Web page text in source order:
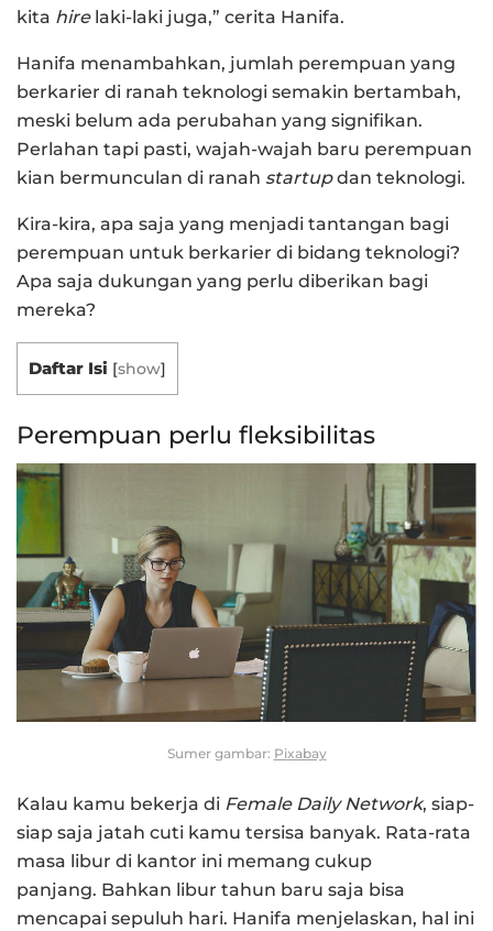
kita hirelaki-laki juga,” cerita Hanifa.
Hanifa menambahkan, jumlah perempuan yang
berkarier di ranah teknologi semakin bertambah,
meski belum ada perubahan yang signifikan.
Perlahan tapi pasti, wajah-wajah baru perempuan
kian bermunculan di ranah startupdan teknologi.
Kira-kira, apa saja yang menjadi tantangan bagi
perempuan untuk berkarier di bidang teknologi?
Apa saja dukungan yang perlu diberikan bagi
mereka?
Daftar Isi [show]
Perempuan perlu fleksibilitas
Sumer gambar: Pixabay
Kalau kamu bekerja di Female Daily Network, siap-
siap saja jatah cuti kamu tersisa banyak. Rata-rata
masa libur di kantor ini memang cukup
panjang. Bahkan libur tahun baru saja bisa
mencapai sepuluh hari. Hanifa menjelaskan, hal ini